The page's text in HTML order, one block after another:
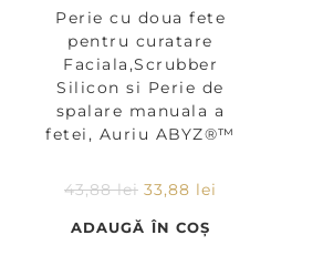
Perie cu doua fete
pentru curatare
Faciala,Scrubber
Silicon si Perie de
spalare manuala a
fetei, Auriu ABYZ®™
43,88lei 33,88 lei
ADAUGĂ ÎN COȘ